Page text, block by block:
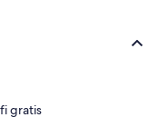
y cocinas
gratis